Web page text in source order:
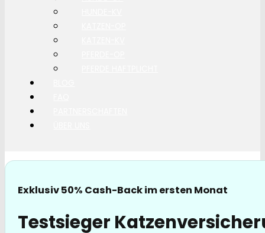
Exklusiv 50% Cash-Back im ersten Monat
Testsieger